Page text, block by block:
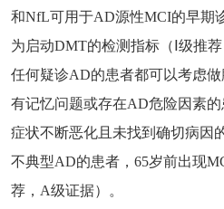
和NfL可用于AD源性MCI的早期
为启动DMT的检测指标（Ⅰ级推荐
任何疑诊AD的患者都可以考虑
有记忆问题或存在AD危险因素的
症状不断恶化且未找到确切病因
不典型AD的患者，65岁前出现
荐，A级证据）。